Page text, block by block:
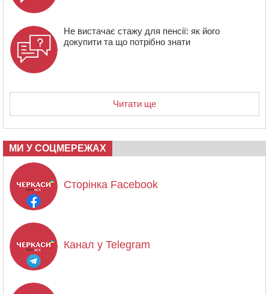
Не вистачає стажу для пенсії: як його
докупити та що потрібно знати
Читати ще
МИ У СОЦМЕРЕЖАХ
Сторінка Facebook
Канал у Telegram